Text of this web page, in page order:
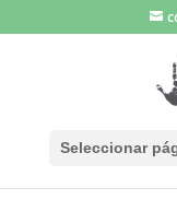
Seleccionar